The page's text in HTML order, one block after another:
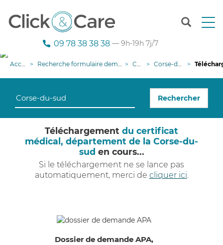
T
l
n
a
i
g
09 78 38 38 38 — 9h-19h 7j/7
Accueil Recherche formulaire demande APA Corse Corse-du-sud
Rechercher
Téléchargement du certificat
médical, département de la Corse-du-
sud en cours...
Si le téléchargement ne se lance pas
automatiquement, merci de cliquer ici.
Dossier de demande APA,